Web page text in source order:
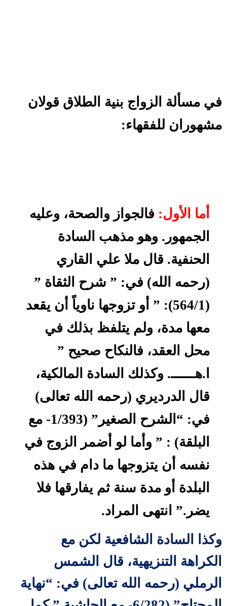
في مسألة الزواج بنية الطلاق قولان
مشهوران للفقهاء:
أما الأول: فالجواز والصحة، وعليه
الجمهور. وهو مذهب السادة
الحنفية. قال ملا علي القاري
(رحمه الله) في: ” شرح الثقاة ”
(564/1): ” أو تزوجها ناوياً أن يقعد
معها مدة، ولم يتلفظ بذلك في
محل العقد، فالنكاح صحيح ”
ا.هــــــ. وكذلك السادة المالكية،
قال الدرديري (رحمه الله تعالى)
في: “الشرح الصغير” (1/393- مع
البلقة) : ” وأما لو أضمر الزوج في
نفسه أن يتزوجها ما دام في هذه
البلدة أو مدة سنة ثم يفارقها فلا
يضر.” انتهى المراد.
وكذا السادة الشافعية لكن مع
الكراهة التنزيهية، قال الشمس
الرملي (رحمه الله تعالى) في: “نهاية